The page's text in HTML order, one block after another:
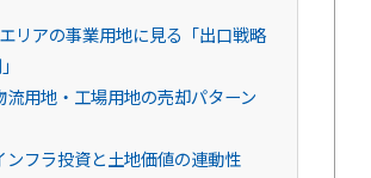
リアの事業用地に見る「出口戦略
流用地・工場用地の売却パターン
ンフラ投資と土地価値の連動性